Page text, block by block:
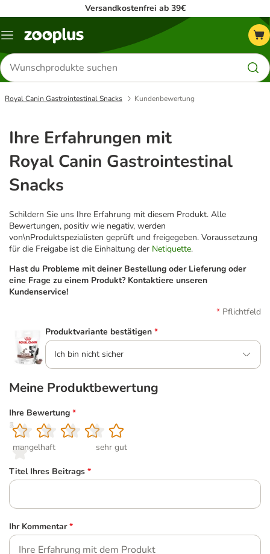
Versandkostenfrei ab 39€
Menü
Produkte
suchen
Royal Canin Gastrointestinal Snacks Kundenbewertung
Ihre Erfahrungen mit
Royal Canin Gastrointestinal
Snacks
Schildern Sie uns Ihre Erfahrung mit diesem Produkt. Alle
Bewertungen, positiv wie negativ, werden
von\nProduktspezialisten geprüft und freigegeben. Voraussetzung
für die Freigabe ist die Einhaltung der Netiquette.
Hast du Probleme mit deiner Bestellung oder Lieferung oder
eine Frage zu einem Produkt? Kontaktiere unseren
Kundenservice!
Pflichtfeld
Produktvariante bestätigen *
Ich bin nicht sicher
Meine Produktbewertung
Ihre Bewertung *
1
mangelhaft
2
3
4
5
sehr gut
Titel Ihres Beitrags *
Ihr Kommentar *